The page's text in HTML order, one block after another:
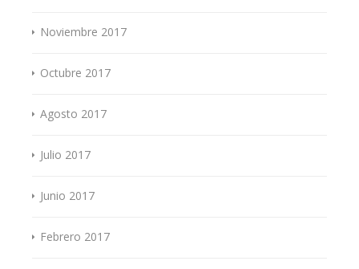
Noviembre 2017
Octubre 2017
Agosto 2017
Julio 2017
Junio 2017
Febrero 2017